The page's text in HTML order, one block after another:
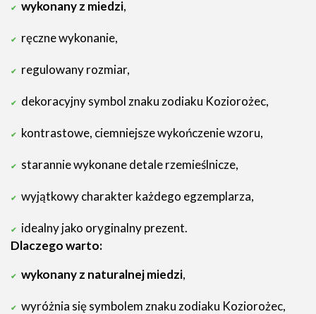
wykonany z miedzi,
ręczne wykonanie,
regulowany rozmiar,
dekoracyjny symbol znaku zodiaku Koziorożec,
kontrastowe, ciemniejsze wykończenie wzoru,
starannie wykonane detale rzemieślnicze,
wyjątkowy charakter każdego egzemplarza,
idealny jako oryginalny prezent.
Dlaczego warto:
wykonany z naturalnej miedzi,
wyróżnia się symbolem znaku zodiaku Koziorożec,